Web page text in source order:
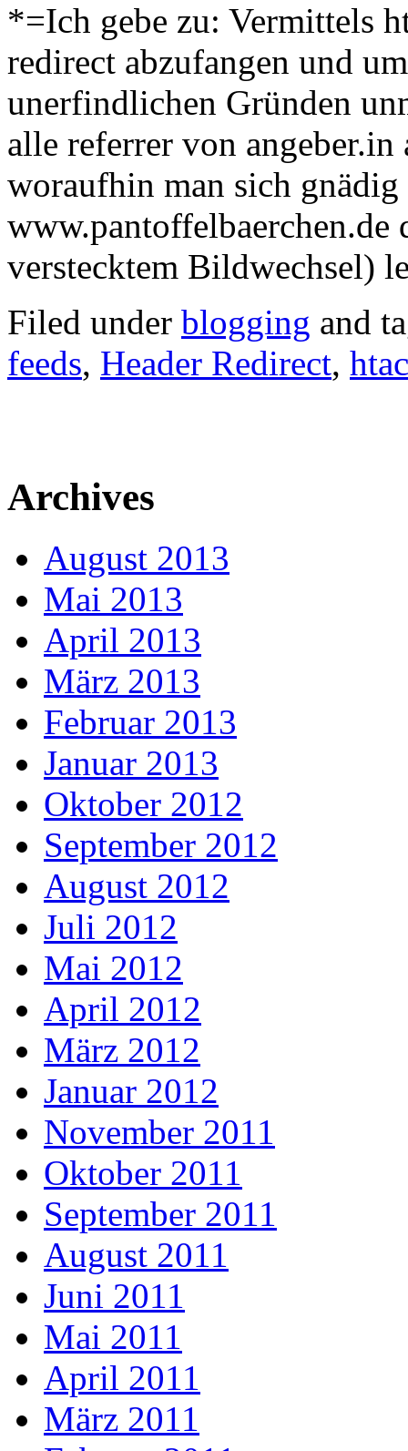
*=Ich gebe zu: Vermittels
redirect abzufangen und
unerfindlichen Gründen
alle referrer von
woraufhin man sich
verstecktem Bildwechsel)
Filed under blogging and
feeds, Header Redirect,
Archives
August 2013
Mai 2013
April 2013
März 2013
Februar 2013
Januar 2013
Oktober 2012
September 2012
August 2012
Juli 2012
Mai 2012
April 2012
März 2012
Januar 2012
November 2011
Oktober 2011
September 2011
August 2011
Juni 2011
Mai 2011
April 2011
März 2011